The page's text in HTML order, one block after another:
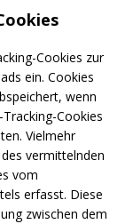
Cookies zur
ein. Cookies
wenn
Cookies
Vielmehr
vermittelnden
vom
erfasst. Diese
zwischen dem